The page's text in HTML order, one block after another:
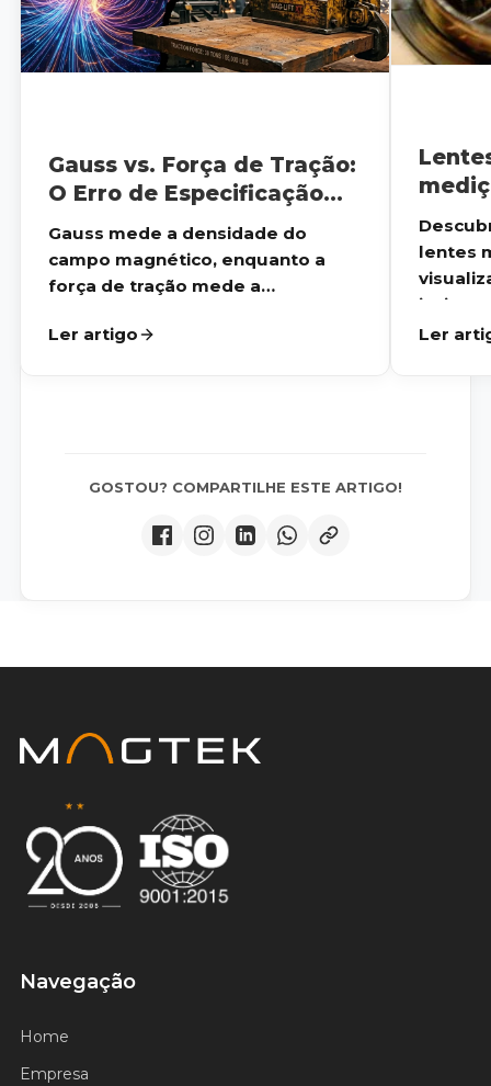
Gauss vs. Força de Tração:
O Erro de Especificação
que Custa Caro na
Indústria
Gauss mede a densidade do
campo magnético, enquanto a
força de tração mede a
Ler artigo
lentes
invi...
Ler
GOSTOU? COMPARTILHE ESTE ARTIGO!
Certificado ISO 9001
Navegação
Home
Empresa